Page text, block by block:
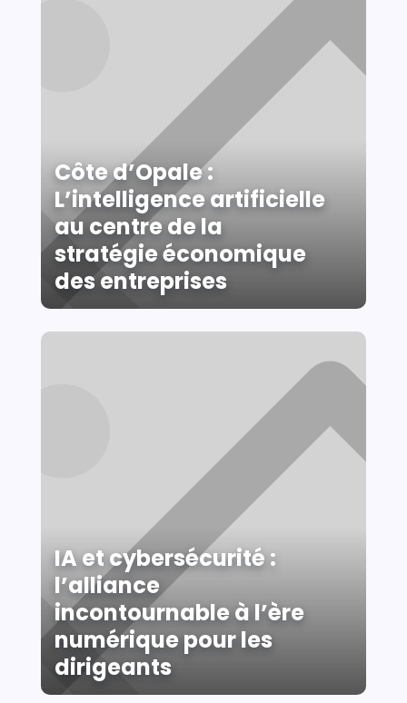
Côte d’Opale :
L’intelligence artificielle
au centre de la
stratégie économique
des entreprises
IA et cybersécurité :
l’alliance
incontournable à l’ère
numérique pour les
dirigeants